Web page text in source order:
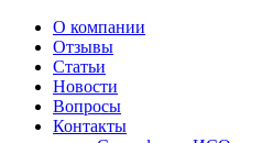
О компании
Отзывы
Статьи
Новости
Вопросы
Контакты